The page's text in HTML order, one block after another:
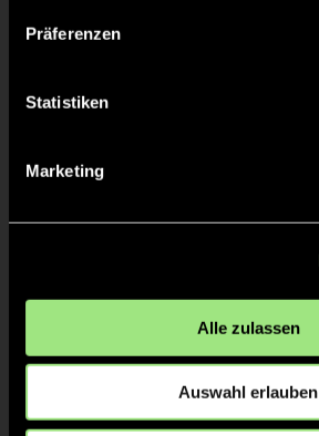
Präferenzen
Statistiken
Marketing
Alle zulassen
Auswahl erlauben